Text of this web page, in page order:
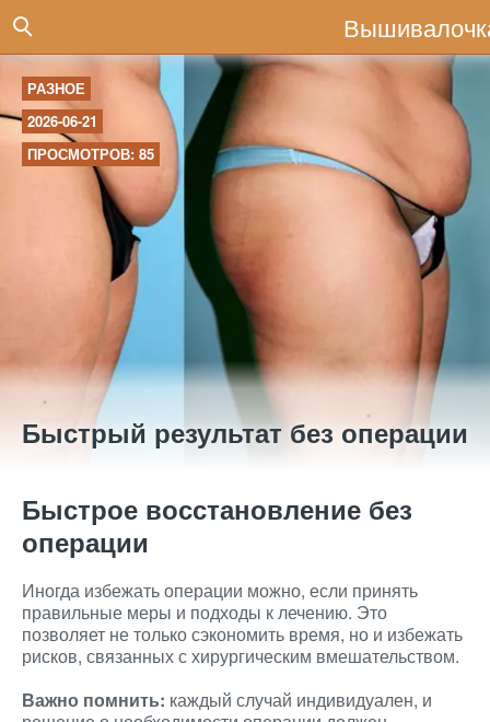
РАЗНОЕ
2026-06-21
ПРОСМОТРОВ: 85
Быстрый результат без операции
Быстрое восстановление без
операции
Иногда избежать операции можно, если принять
правильные меры и подходы к лечению. Это
позволяет не только сэкономить время, но и избежать
рисков, связанных с хирургическим вмешательством.
Важно помнить: каждый случай индивидуален, и